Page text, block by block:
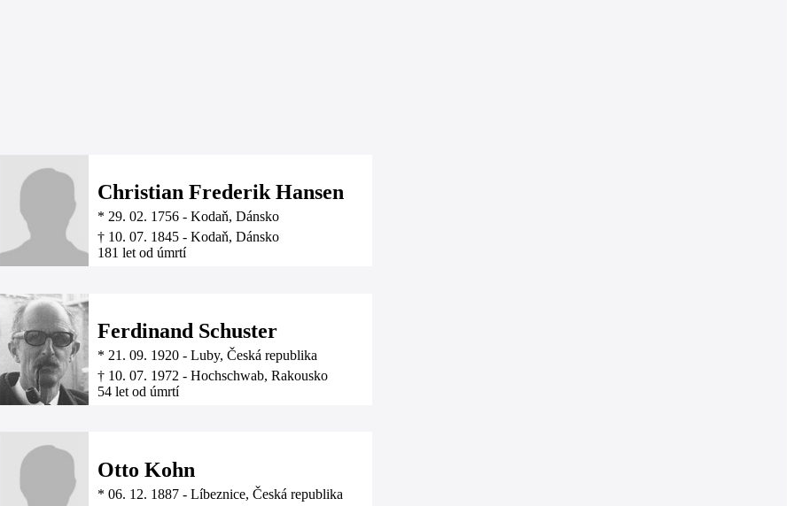
Christian Frederik Hansen
* 29. 02. 1756 - Kodaň, Dánsko
† 10. 07. 1845 - Kodaň, Dánsko
181 let od úmrtí
Ferdinand Schuster
* 21. 09. 1920 - Luby, Česká republika
† 10. 07. 1972 - Hochschwab, Rakousko
54 let od úmrtí
Otto Kohn
* 06. 12. 1887 - Líbeznice, Česká republika